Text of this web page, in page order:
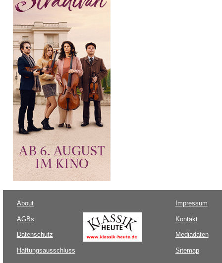
About
AGBs
Datenschutz
Haftungsausschluss
Impressum
Kontakt
Mediadaten
Sitemap